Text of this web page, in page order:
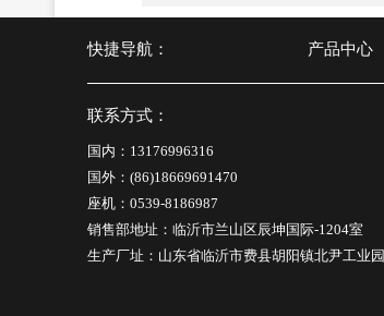
快捷导航： 产品中心
联系方式：
国内：13176996316
国外：(86)18669691470
座机：0539-8186987
销售部地址：临沂市兰山区辰坤国际-1204室
生产厂址：山东省临沂市费县胡阳镇北尹工业园